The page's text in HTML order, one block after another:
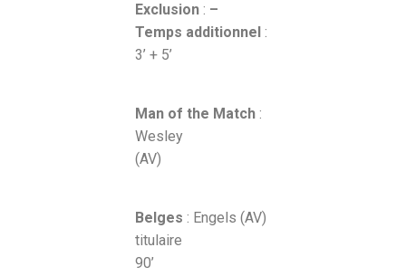
Exclusion : –
Temps additionnel :
3’ + 5’
Man of the Match :
Wesley
(AV)
Belges : Engels (AV)
titulaire
90’